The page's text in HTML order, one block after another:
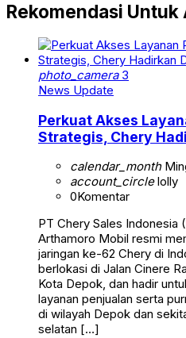
Rekomendasi Untuk
photo_camera3
News Update
Perkuat Akses
Strategis, Chery
calendar_month
account_circlelolly
0Komentar
PT Chery Sales Indonesia
Arthamoro Mobil resmi
jaringan ke-62 Chery di
berlokasi di Jalan Cinere
Kota Depok, dan hadir
layanan penjualan serta
di wilayah Depok dan
selatan […]